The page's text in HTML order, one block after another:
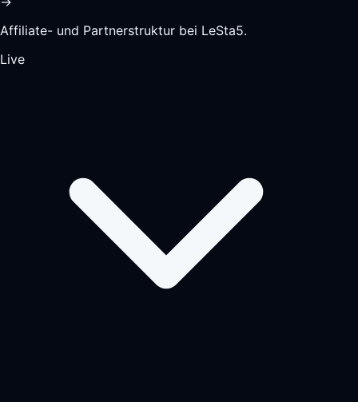
Affiliate- und Partnerstruktur bei LeSta5.
Live